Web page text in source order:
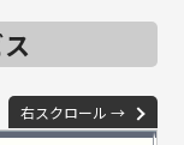
右スクロール →